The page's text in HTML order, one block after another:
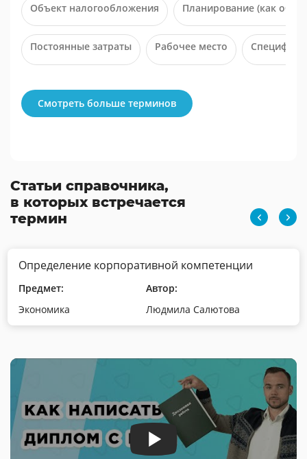
Объект налогообложения Планирование (как
Постоянные затраты Рабочее место
Смотреть больше терминов
Статьи справочника,
в которых встречается
термин
Определение корпоративной компетенции
Предмет:
Экономика
Автор:
Людмила Салютова